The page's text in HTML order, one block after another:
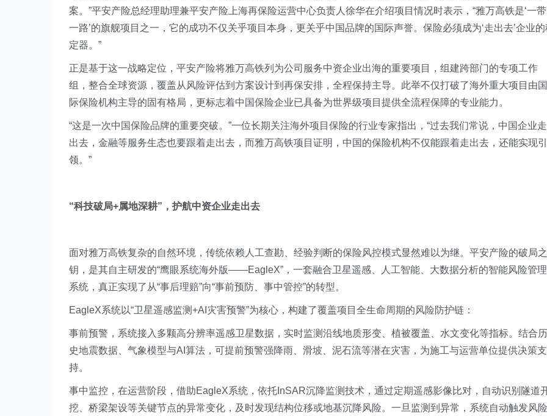
案。”平安产险总经理助理兼平安产险上海再保险运营中心负责人徐华在介绍项目情况时表示，“雅万高铁是‘一带
一路’的旗舰项目之一，它的成功不仅关乎项目本身，更关乎中国品牌的国际声誉。保险必须成为‘走出去’企业的
定器。”
正是基于这一战略定位，平安产险将雅万高铁列为公司服务中资企业出海的重要项目，组建跨部门的专项工作
组，整合全球资源，覆盖从风险评估到方案设计到再保安排，全程保持主导。此举不仅打破了海外重大项目由国
际保险机构主导的固有格局，更标志着中国保险企业已具备为世界级项目提供全流程保障的专业能力。
“这是一次中国保险品牌的重要突破。”一位长期关注海外项目保险的行业专家指出，“过去我们常说，中国企业走
出去，金融等服务生态也要跟着走出去，而雅万高铁项目证明，中国的保险机构不仅能跟着走出去，还能实现引
领。”
“科技破局+属地深耕”，护航中资企业走出去
面对雅万高铁复杂的自然环境，传统依赖人工查勘、经验判断的保险风控模式显然难以为继。平安产险的破局之
钥，是其自主研发的“鹰眼系统海外版——EagleX”，一套融合卫星遥感、人工智能、大数据分析的智能风险管理
系统，真正实现了从“事后理赔”向“事前预防、事中管控”的转型。
EagleX系统以“卫星遥感监测+AI灾害预警”为核心，构建了覆盖项目全生命周期的风险防护链：
事前预警，系统接入多颗高分辨率遥感卫星数据，实时监测沿线地质形变、植被覆盖、水文变化等指标。结合历
史地震数据、气象模型与AI算法，可提前预警强降雨、滑坡、泥石流等潜在灾害，为施工与运营单位提供决策支
持。
事中监控，在运营阶段，借助EagleX系统，依托InSAR沉降监测技术，通过定期遥感影像比对，自动识别隧道
挖、桥梁架设等关键节点的异常变化，及时发现结构位移或地基沉降风险。一旦监测到异常，系统自动触发风险